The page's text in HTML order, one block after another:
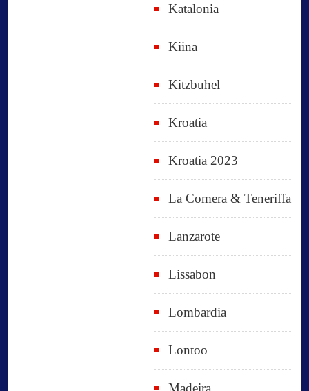
Katalonia
Kiina
Kitzbuhel
Kroatia
Kroatia 2023
La Comera & Teneriffa
Lanzarote
Lissabon
Lombardia
Lontoo
Madeira